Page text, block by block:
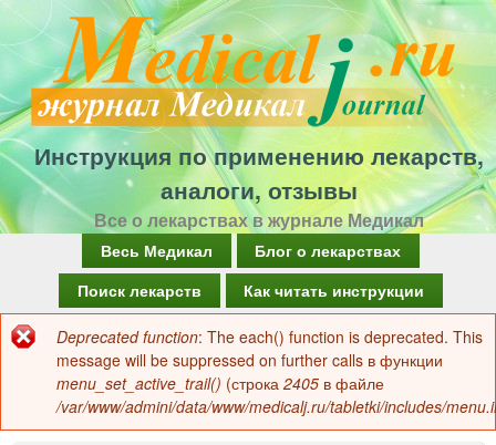
Перейти
к
основному
содержанию
Инструкция по применению лекарств,
аналоги, отзывы
Все о лекарствах в журнале Медикал
а
в
о
Весь Медикал
Блог о лекарствах
Поиск лекарств
Как читать инструкции
Сообщение
об
ошибке
Deprecated function: The each() function is deprecated. This
message will be suppressed on further calls в функции
menu_set_active_trail() (строка 2405 в файле
/var/www/admini/data/www/medicalj.ru/tabletki/includes/